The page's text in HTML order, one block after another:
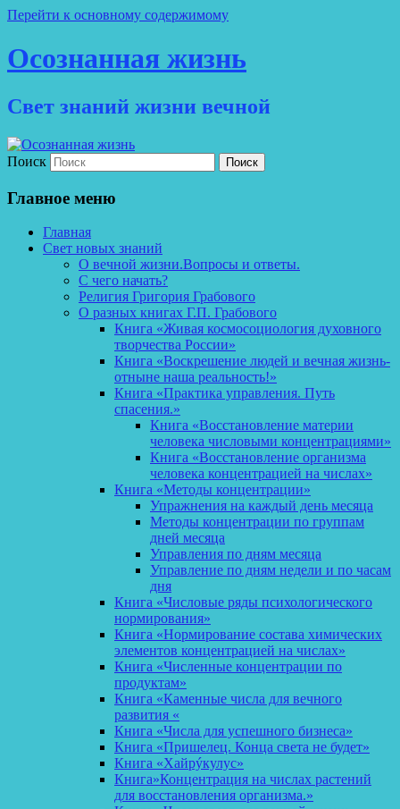
Перейти к основному содержимому
Осознанная жизнь
Свет знаний жизни вечной
Поиск
Главное меню
Главная
Свет новых знаний
О вечной жизни.Вопросы и ответы.
С чего начать?
Религия Григория Грабового
О разных книгах Г.П. Грабового
Книга «Живая космосоциология духовного
творчества России»
Книга «Воскрешение людей и вечная жизнь-
отныне наша реальность!»
Книга «Практика управления. Путь
спасения.»
Книга «Восстановление материи
человека числовыми концентрациями»
Книга «Восстановление организма
человека концентрацией на числах»
Книга «Методы концентрации»
Упражнения на каждый день месяца
Методы концентрации по группам
дней месяца
Управления по дням месяца
Управление по дням недели и по часам
дня
Книга «Числовые ряды психологического
нормирования»
Книга «Нормирование состава химических
элементов концентрацией на числах»
Книга «Численные концентрации по
продуктам»
Книга «Каменные числа для вечного
развития «
Книга «Числа для успешного бизнеса»
Книга «Пришелец. Конца света не будет»
Книга «Хайрýкулус»
Книга»Концентрация на числах растений
для восстановления организма.»